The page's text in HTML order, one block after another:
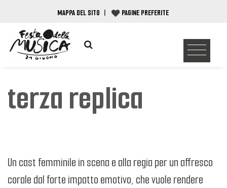
MAPPA DEL SITO | PAGINE PREFERITE
terza replica
Un cast femminile in scena e alla regia per un affresco
corale dal forte impatto emotivo, che vuole rendere